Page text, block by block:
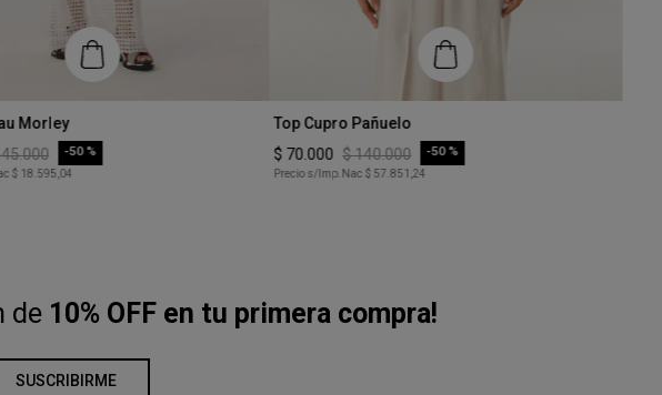
Morley
45.000 -50 %
$ 18.595,04
XS
Top Cupro Pañuelo
$ 70 000 $140.000 -50 %
Precio s/Imp.Nac $ 57.851,24
de 10% OFF en tu primera compra!
SUSCRIBIRME